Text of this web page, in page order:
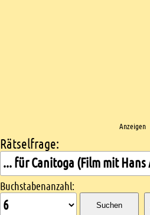
Anzeigen
Kreuzworträtsel suchen
Rätselfrage:
Buchstabenanzahl:
Suchen